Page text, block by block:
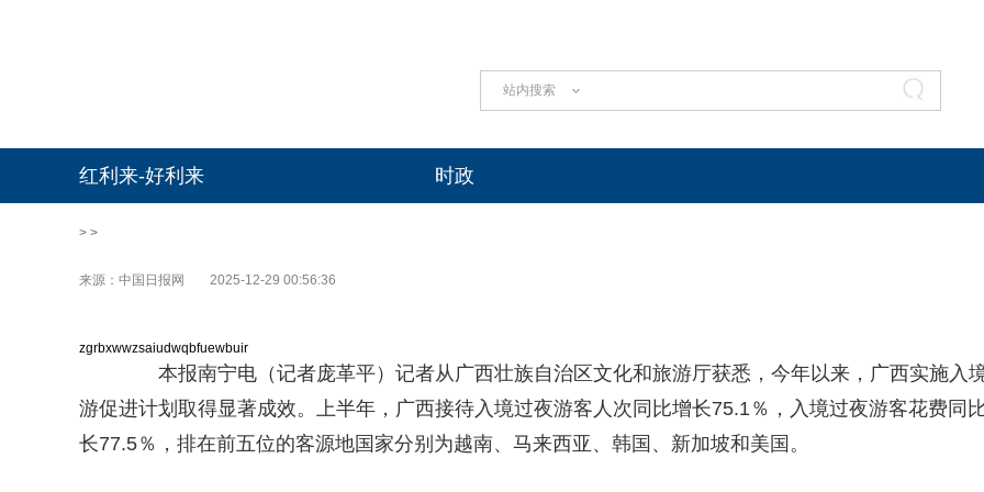
站内搜索
红利来-好利来 时政
> >
来源：中国日报网 2025-12-29 00:56:36
zgrbxwwzsaiudwqbfuewbuir
本报南宁电（记者庞革平）记者从广西壮族自治区文化和旅游厅获悉，今年以来，广西实施入
游促进计划取得显著成效。上半年，广西接待入境过夜游客人次同比增长75.1％，入境过夜游客花费同
长77.5％，排在前五位的客源地国家分别为越南、马来西亚、韩国、新加坡和美国。